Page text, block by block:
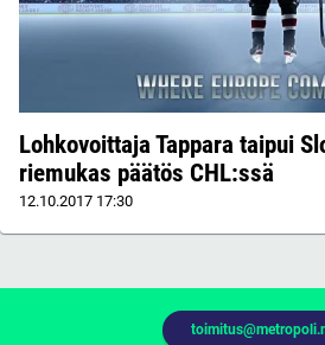
Lohkovoittaja Tappara taipui
riemukas päätös CHL:ssä
12.10.2017 17:30